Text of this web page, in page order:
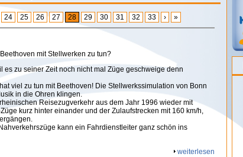
24 25 26 27 28 29 30 31 32 33 › »
mit Stellwerken zu tun?
es zu seiner Zeit noch nicht mal Züge geschweige denn
viel zu tun mit Beethoven! Die Stellwerkssimulation von Bonn
in die Ohren klingen.
Reisezugverkehr aus dem Jahr 1996 wieder mit
kurz hinter einander und der Zulaufstrecken mit 160 km/h,
kann ein Fahrdienstleiter ganz schön ins
weiterlesen